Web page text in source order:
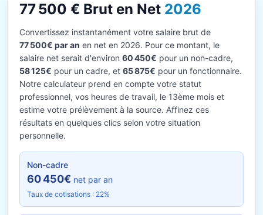
77 500 € Brut en Net 2026
Convertissez instantanément votre salaire brut de
77 500€ par an en net en 2026. Pour ce montant, le
salaire net serait d'environ 60 450€ pour un non-cadre,
58 125€ pour un cadre, et 65 875€ pour un fonctionnaire.
Notre calculateur prend en compte votre statut
professionnel, vos heures de travail, le 13ème mois et
estime votre prélèvement à la source. Affinez ces
résultats en quelques clics selon votre situation
personnelle.
Non-cadre
60 450€ net par an
Taux de cotisations : 22%